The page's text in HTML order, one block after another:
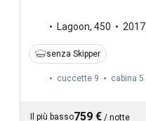
Lagoon, 450 2017
senza Skipper
cuccette 9 cabina 5
Il più basso759 € / notte